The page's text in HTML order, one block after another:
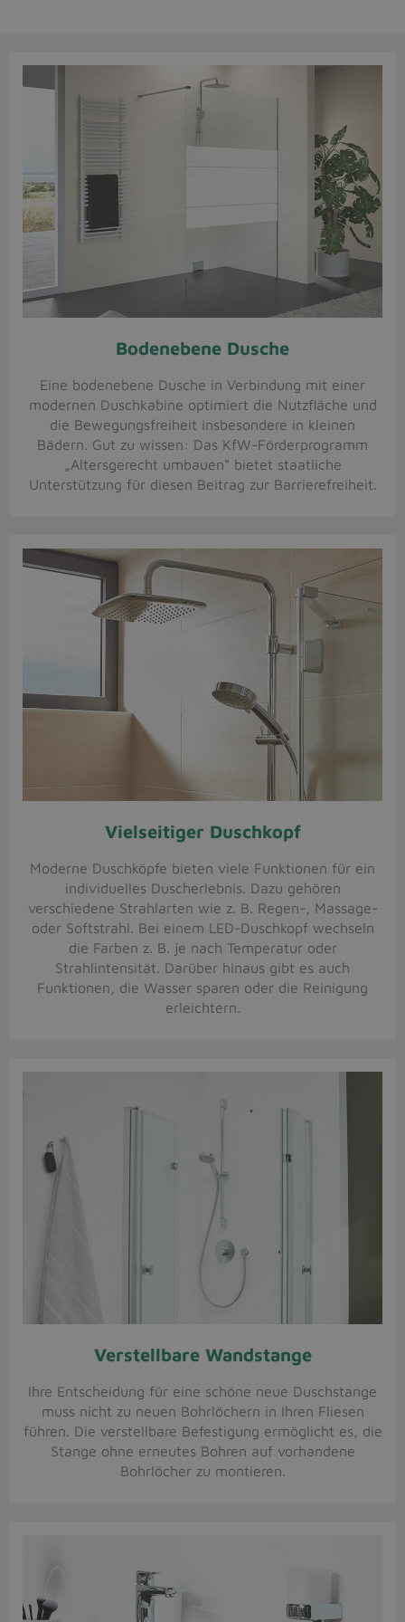
Bodenebene Dusche
Eine bodenebene Dusche in Verbindung mit einer
modernen Duschkabine optimiert die Nutzfläche und
die Bewegungsfreiheit insbesondere in kleinen
Bädern. Gut zu wissen: Das KfW-Förderprogramm
„Altersgerecht umbauen“ bietet staatliche
Unterstützung für diesen Beitrag zur Barrierefreiheit.
Vielseitiger Duschkopf
Moderne Duschköpfe bieten viele Funktionen für ein
individuelles Duscherlebnis. Dazu gehören
verschiedene Strahlarten wie z. B. Regen-, Massage-
oder Softstrahl. Bei einem LED-Duschkopf wechseln
die Farben z. B. je nach Temperatur oder
Strahlintensität. Darüber hinaus gibt es auch
Funktionen, die Wasser sparen oder die Reinigung
erleichtern.
Verstellbare Wandstange
Ihre Entscheidung für eine schöne neue Duschstange
muss nicht zu neuen Bohrlöchern in Ihren Fliesen
führen. Die verstellbare Befestigung ermöglicht es, die
Stange ohne erneutes Bohren auf vorhandene
Bohrlöcher zu montieren.